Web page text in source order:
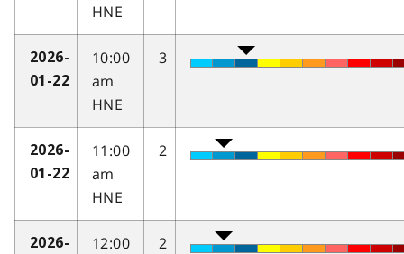
HNE
2026-
01-22
10:00
am
HNE
3
2026-
01-22
11:00
am
HNE
2
2026-
12:00
2